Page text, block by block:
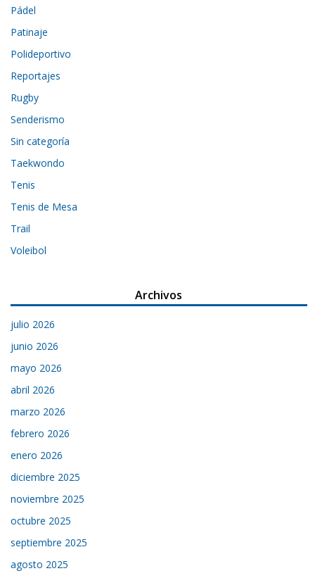
Pádel
Patinaje
Polideportivo
Reportajes
Rugby
Senderismo
Sin categoría
Taekwondo
Tenis
Tenis de Mesa
Trail
Voleibol
Archivos
julio 2026
junio 2026
mayo 2026
abril 2026
marzo 2026
febrero 2026
enero 2026
diciembre 2025
noviembre 2025
octubre 2025
septiembre 2025
agosto 2025